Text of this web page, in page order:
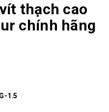
thạch cao
chính hãng
1.5